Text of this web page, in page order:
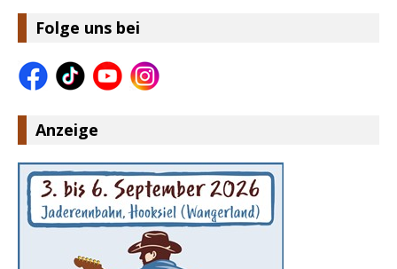
Folge uns bei
Anzeige